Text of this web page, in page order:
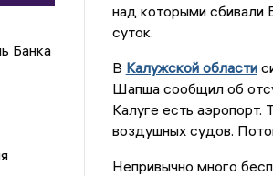
Банка
над которыми сбивали
суток.
В Калужской области
Шапша сообщил об
Калуге есть аэропорт.
воздушных судов.
Непривычно много